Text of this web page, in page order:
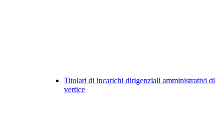
Titolari di incarichi dirigenziali amministrativi di
vertice